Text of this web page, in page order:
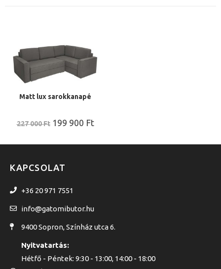
Matt lux sarokkanapé
227 000Ft 199 900 Ft
KAPCSOLAT
+36 20 971 7551
info@gatomibutor.hu
9400 Sopron, Színház utca 6.
Nyitvatartás:
Hétfő - Péntek: 9:30 - 13:00, 14:00 - 18:00